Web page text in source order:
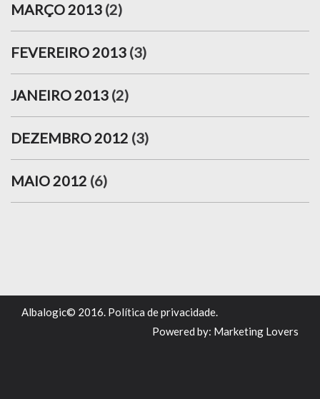
MARÇO 2013 (2)
FEVEREIRO 2013 (3)
JANEIRO 2013 (2)
DEZEMBRO 2012 (3)
MAIO 2012 (6)
Albalogic© 2016. Política de privacidade.
Powered by: Marketing Lovers